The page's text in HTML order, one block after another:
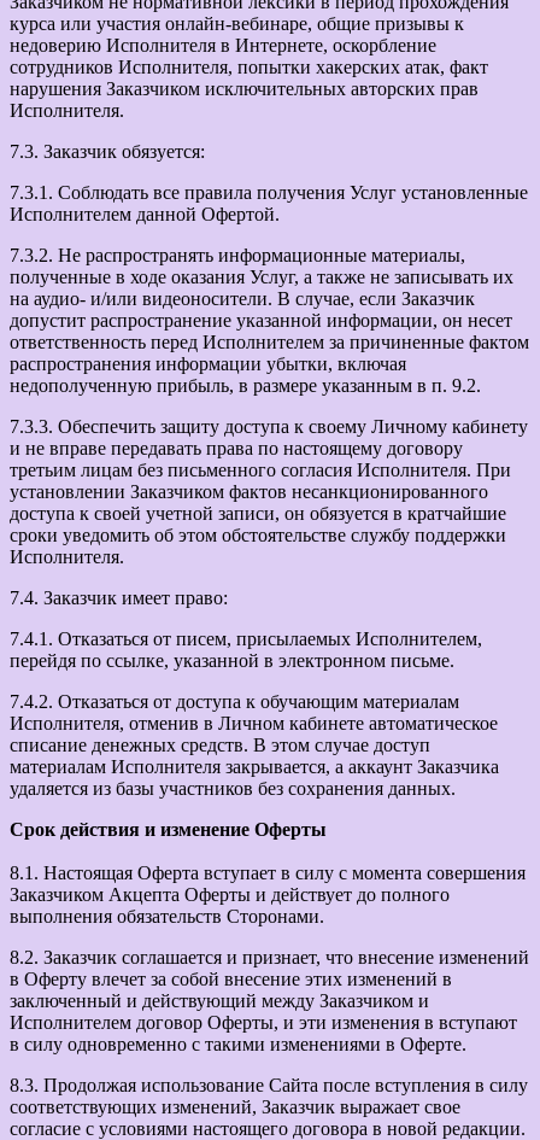
курса или участия онлайн-вебинаре, общие призывы к
недоверию Исполнителя в Интернете, оскорбление
сотрудников Исполнителя, попытки хакерских атак, факт
нарушения Заказчиком исключительных авторских прав
Исполнителя.
7.3. Заказчик обязуется:
7.3.1. Соблюдать все правила получения Услуг установленные
Исполнителем данной Офертой.
7.3.2. Не распространять информационные материалы,
полученные в ходе оказания Услуг, а также не записывать их
на аудио- и/или видеоносители. В случае, если Заказчик
допустит распространение указанной информации, он несет
ответственность перед Исполнителем за причиненные фактом
распространения информации убытки, включая
недополученную прибыль, в размере указанным в п. 9.2.
7.3.3. Обеспечить защиту доступа к своему Личному кабинету
и не вправе передавать права по настоящему договору
третьим лицам без письменного согласия Исполнителя. При
установлении Заказчиком фактов несанкционированного
доступа к своей учетной записи, он обязуется в кратчайшие
сроки уведомить об этом обстоятельстве службу поддержки
Исполнителя.
7.4. Заказчик имеет право:
7.4.1. Отказаться от писем, присылаемых Исполнителем,
перейдя по ссылке, указанной в электронном письме.
7.4.2. Отказаться от доступа к обучающим материалам
Исполнителя, отменив в Личном кабинете автоматическое
списание денежных средств. В этом случае доступ
материалам Исполнителя закрывается, а аккаунт Заказчика
удаляется из базы участников без сохранения данных.
Срок действия и изменение Оферты
8.1. Настоящая Оферта вступает в силу с момента совершения
Заказчиком Акцепта Оферты и действует до полного
выполнения обязательств Сторонами.
8.2. Заказчик соглашается и признает, что внесение изменений
в Оферту влечет за собой внесение этих изменений в
заключенный и действующий между Заказчиком и
Исполнителем договор Оферты, и эти изменения в вступают
в силу одновременно с такими изменениями в Оферте.
8.3. Продолжая использование Сайта после вступления в силу
соответствующих изменений, Заказчик выражает свое
согласие с условиями настоящего договора в новой редакции.